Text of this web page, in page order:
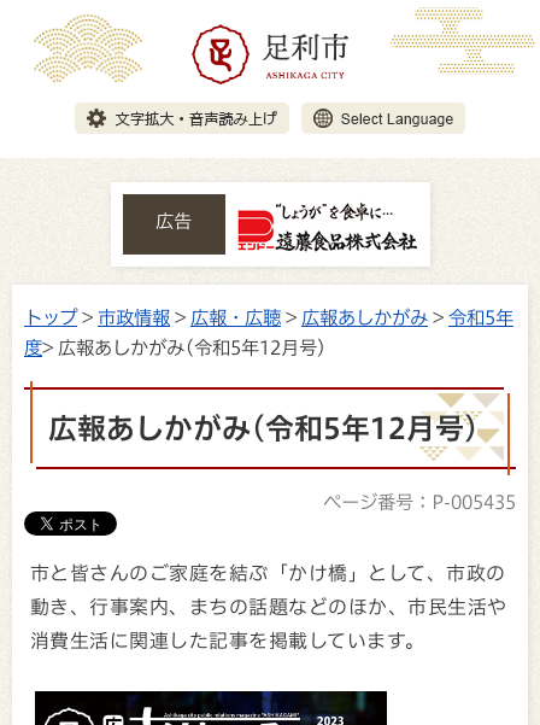
広告
トップ> 市政情報 > 広報・広聴 > 広報あしかがみ > 令和5年
度> 広報あしかがみ(令和5年12月号)
広報あしかがみ(令和5年12月号)
ページ番号：P-005435
市と皆さんのご家庭を結ぶ「かけ橋」として、市政の
動き、行事案内、まちの話題などのほか、市民生活や
消費生活に関連した記事を掲載しています。